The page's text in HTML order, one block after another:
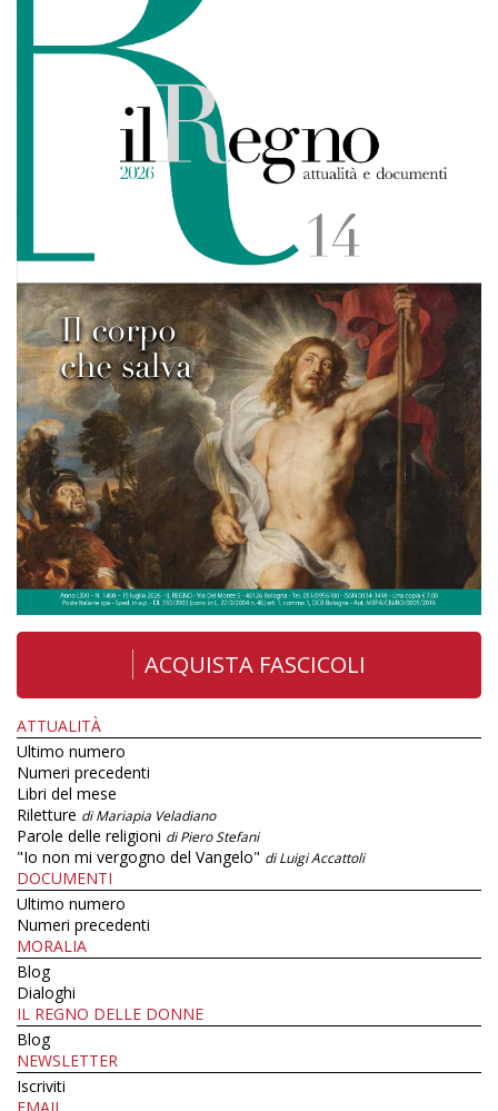
ACQUISTA FASCICOLI
ATTUALITÀ
Ultimo numero
Numeri precedenti
Libri del mese
Riletture di Mariapia Veladiano
Parole delle religioni di Piero Stefani
"Io non mi vergogno del Vangelo" di Luigi Accattoli
DOCUMENTI
Ultimo numero
Numeri precedenti
MORALIA
Blog
Dialoghi
IL REGNO DELLE DONNE
Blog
NEWSLETTER
Iscriviti